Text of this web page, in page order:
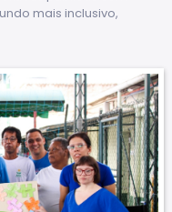
mais inclusivo,